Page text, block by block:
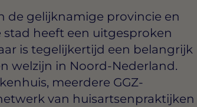
de gelijknamige provincie en
heeft een uitgesproken
is tegelijkertijd een belangrijk
welzijn in Noord-Nederland.
meerdere GGZ-
van huisartsenpraktijken